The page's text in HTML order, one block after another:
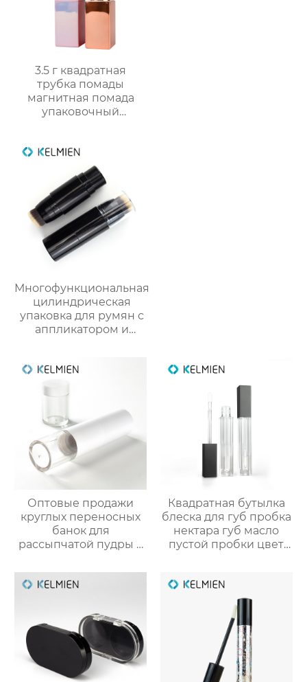
3.5 г квадратная
трубка помады
магнитная помада
упаковочный
оптом
Многофункциональная
цилиндрическая
упаковка для румян с
аппликатором и
Оптовые продажи
круглых переносных
банок для
рассыпчатой пудры 5
(пустая упаковка)
Квадратная бутылка
блеска для губ пробка
нектара губ масло
пустой пробки цвет
пользовательские
обработки